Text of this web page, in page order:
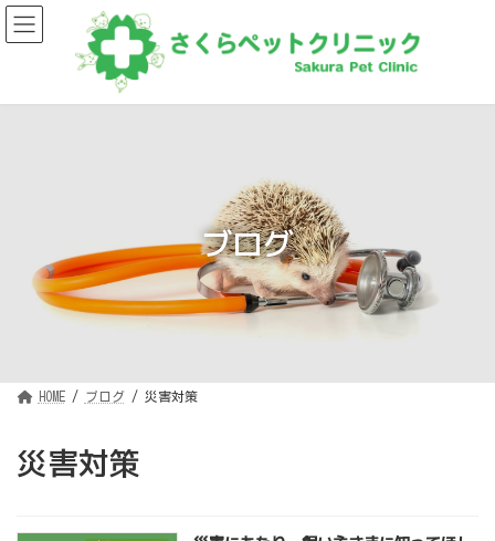
コ
ン
テ
ナ
ビ
ゲ
ブログ
HOME ブログ 災害対策
災害対策